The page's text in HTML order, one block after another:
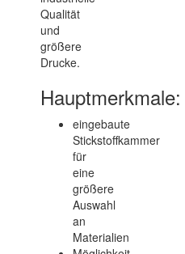
Qualität
und
größere
Drucke.
Hauptmerkmale:
eingebaute
Stickstoffkammer
für
eine
größere
Auswahl
an
Materialien